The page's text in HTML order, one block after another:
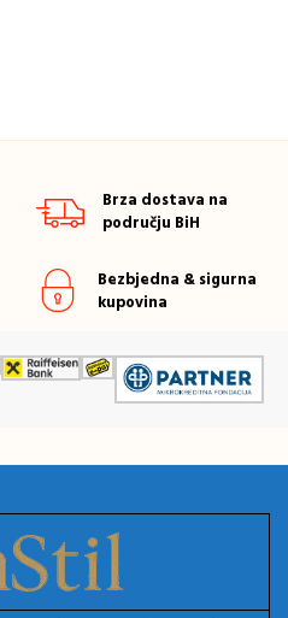
Brza dostava na
području BiH
Bezbjedna & sigurna
kupovina